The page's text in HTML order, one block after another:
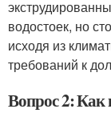
водостоек, но
исходя из
требований к
Вопрос 2: Как